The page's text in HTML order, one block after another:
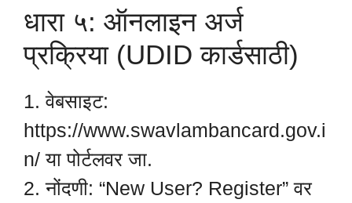
धारा ५: ऑनलाइन अर्ज
प्रक्रिया (UDID कार्डसाठी)
1. वेबसाइट:
https://www.swavlambancard.gov.i
n/ या पोर्टलवर जा.
2. नोंदणी: “New User? Register” वर